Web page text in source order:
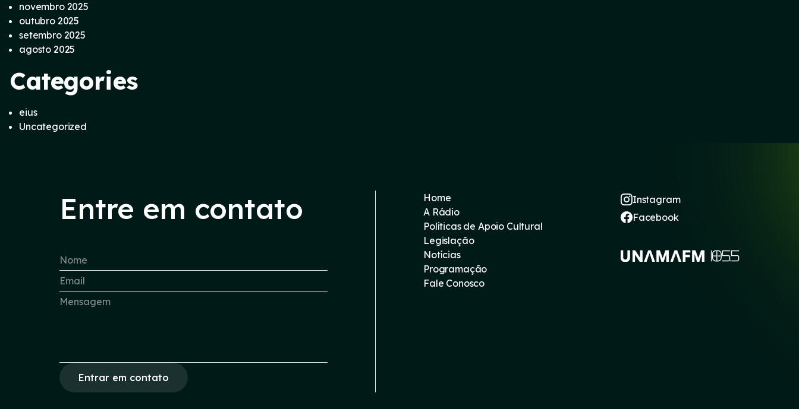
novembro 2025
outubro 2025
setembro 2025
agosto 2025
Categories
eius
Uncategorized
Entre em contato
Entrar em contato
Home
A Rádio
Políticas de Apoio Cultural
Legislação
Notícias
Programação
Fale Conosco
Instagram
Facebook